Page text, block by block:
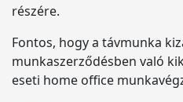
részére.
Fontos, hogy a távmunka
munkaszerződésben való
eseti home office